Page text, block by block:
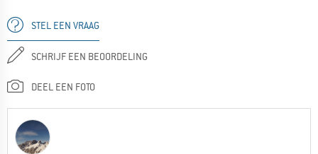
STEL EEN VRAAG
SCHRIJF EEN BEOORDELING
DEEL EEN FOTO